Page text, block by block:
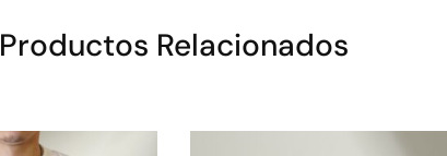
Productos Relacionados